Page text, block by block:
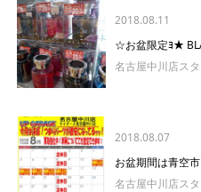
2018.08.11
☆お盆限定ﾖ★
名古屋中川店ス
2018.08.07
お盆期間は青空市
名古屋中川店ス